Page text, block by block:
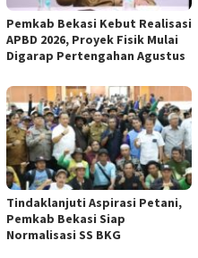
Pemkab Bekasi Kebut Realisasi
APBD 2026, Proyek Fisik Mulai
Digarap Pertengahan Agustus
Tindaklanjuti Aspirasi Petani,
Pemkab Bekasi Siap
Normalisasi SS BKG